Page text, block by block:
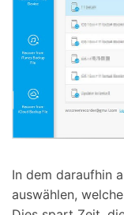
In dem daraufhin
auswählen,